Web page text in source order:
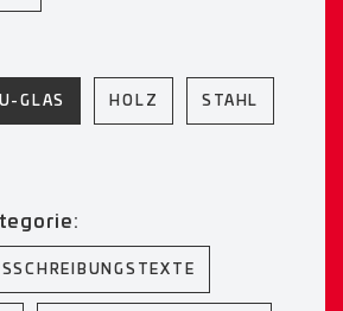
GLAS HOLZ STAHL